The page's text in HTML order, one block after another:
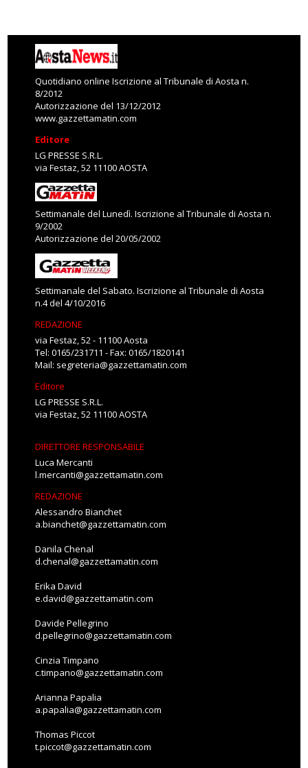
Quotidiano online Iscrizione al Tribunale di Aosta n.
8/2012
Autorizzazione del 13/12/2012
www.gazzettamatin.com
Editore
LG PRESSE S.R.L.
via Festaz, 52 11100 AOSTA
Settimanale del Lunedì. Iscrizione al Tribunale di Aosta n.
9/2002
Autorizzazione del 20/05/2002
Settimanale del Sabato. Iscrizione al Tribunale di Aosta
n.4 del 4/10/2016
REDAZIONE
via Festaz, 52 - 11100 Aosta
Tel: 0165/231711 - Fax: 0165/1820141
Mail: segreteria@gazzettamatin.com
Editore
LG PRESSE S.R.L.
via Festaz, 52 11100 AOSTA
DIRETTORE RESPONSABILE
Luca Mercanti
l.mercanti@gazzettamatin.com
REDAZIONE
Alessandro Bianchet
a.bianchet@gazzettamatin.com
Danila Chenal
d.chenal@gazzettamatin.com
Erika David
e.david@gazzettamatin.com
Davide Pellegrino
d.pellegrino@gazzettamatin.com
Cinzia Timpano
c.timpano@gazzettamatin.com
Arianna Papalia
a.papalia@gazzettamatin.com
Thomas Piccot
t.piccot@gazzettamatin.com